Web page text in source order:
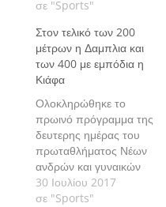
29 Ιουλίου με τη
κορυφαίων αθλητριών
και αθλητών της
κατηγορίας.
σε "Sports"
Στον τελικό των 200
μέτρων η Δαμπλια και
των 400 με εμπόδια η
Κιάφα
Ολοκληρώθηκε το
πρωινό πρόγραμμα της
δευτερης ημέρας του
πρωταθλήματος Νέων
ανδρών και γυναικών
στο ΕΑΚ Λάρισας
«Αλκαζάρ» στη διάρκεια
30 Ιουλίου 2017
σε "Sports"